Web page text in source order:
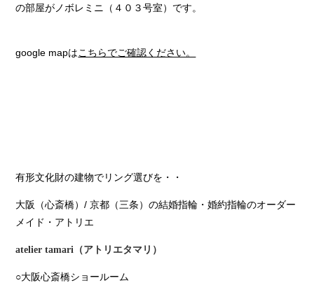
の部屋がノボレミニ（４０３号室）です。
google mapはこちらでご確認ください。
有形文化財の建物でリング選びを・・
大阪（心斎橋）/ 京都（三条）の結婚指輪・婚約指輪のオーダー
メイド・アトリエ
atelier tamari（アトリエタマリ）
○大阪心斎橋ショールーム